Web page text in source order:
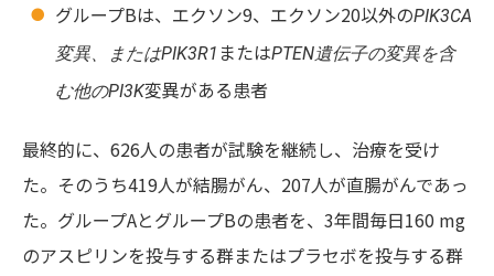
グループBは、エクソン9、エクソン20以外のPIK3CA
変異、
またはPIK3R1 またはPTEN遺伝子の変異を含
む他のPI3K変異がある患者
最終的に、626人の患者が試験を継続し、治療を受け
た。そのうち419人が結腸がん、207人が直腸がんであっ
た。グループAとグループBの患者を、3年間毎日160 mg
のアスピリンを投与する群またはプラセボを投与する群